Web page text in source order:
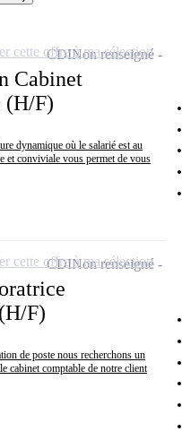
Cabinet
(H/F)
dynamique où le salarié est au
et conviviale vous permet de vous
CDINon renseigné
cette offre à ma sélection
F)
de poste nous recherchons un
cabinet comptable de notre client
CDINon renseigné
cette offre à ma sélection